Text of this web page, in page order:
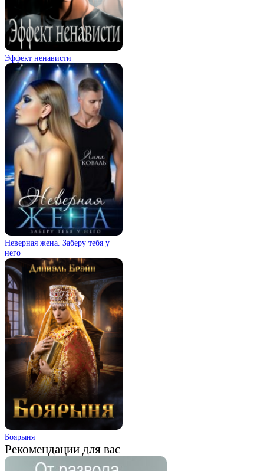
Эффект ненависти
Неверная жена. Заберу тебя у
него
Боярыня
Рекомендации для вас